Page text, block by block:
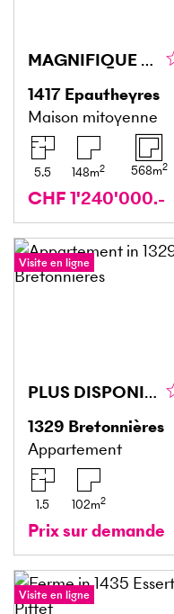
MAGNIFIQUE AVEC JARDIN DANS UN CADRE PAISIBLE
1417 Epautheyres
Maison mitoyenne
5.5 148m2 568m2
CHF 1'240'000.-
Visite en ligne
PLUS DISPONIBLE !
1329 Bretonnières
Appartement
1.5 102m2
Prix sur demande
Visite en ligne